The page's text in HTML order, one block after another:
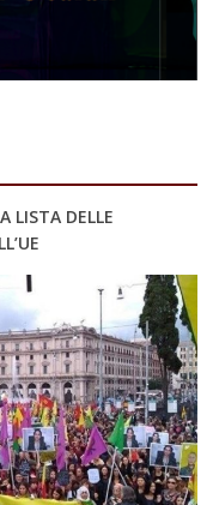
LISTA DELLE